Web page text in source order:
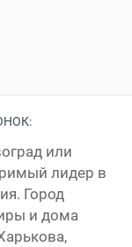
или
лидер в
Город
и дома